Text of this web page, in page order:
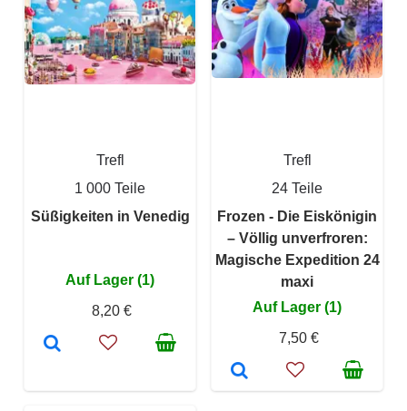
Trefl
1 000 Teile
Süßigkeiten in Venedig
Auf Lager (1)
8,20 €
Trefl
24 Teile
Frozen - Die Eiskönigin
– Völlig unverfroren:
Magische Expedition 24
maxi
Auf Lager (1)
7,50 €